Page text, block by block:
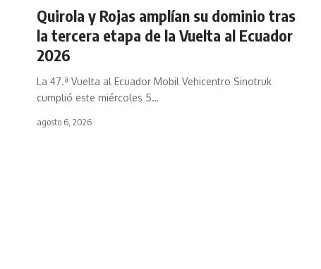
Quirola y Rojas amplían su dominio tras
la tercera etapa de la Vuelta al Ecuador
2026
La 47.ª Vuelta al Ecuador Mobil Vehicentro Sinotruk
cumplió este miércoles 5…
agosto 6, 2026